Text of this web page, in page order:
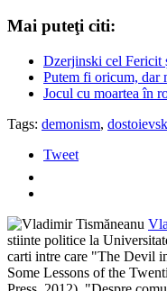
Mai puteţi citi:
Dzerjinski cel Fericit
Putem fi oricum, dar
Jocul cu moartea în
Tags: demonism,
Tweet
stiinte politice la
carti intre care "The Devil
Some Lessons of the